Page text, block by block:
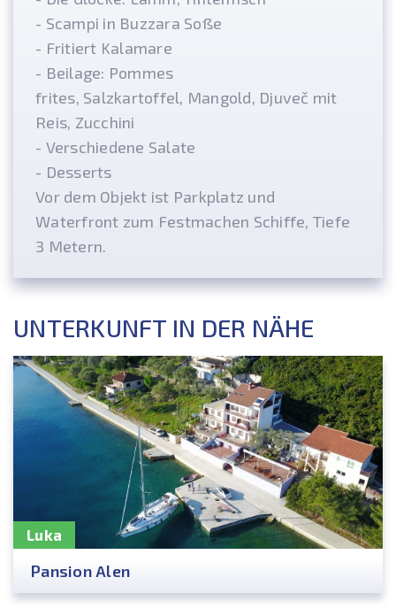
- Scampi in Buzzara Soße
- Fritiert Kalamare
- Beilage: Pommes
frites, Salzkartoffel, Mangold, Djuveč mit
Reis, Zucchini
- Verschiedene Salate
- Desserts
Vor dem Objekt ist Parkplatz und
Waterfront zum Festmachen Schiffe, Tiefe
3 Metern.
UNTERKUNFT IN DER NÄHE
Luka
Pansion Alen